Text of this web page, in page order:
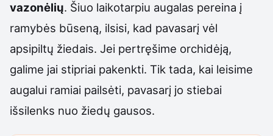
vazonėlių. Šiuo laikotarpiu augalas pereina į
ramybės būseną, ilsisi, kad pavasarį vėl
apsipiltų žiedais. Jei pertręšime orchidėją,
galime jai stipriai pakenkti. Tik tada, kai leisime
augalui ramiai pailsėti, pavasarį jo stiebai
išsilenks nuo žiedų gausos.